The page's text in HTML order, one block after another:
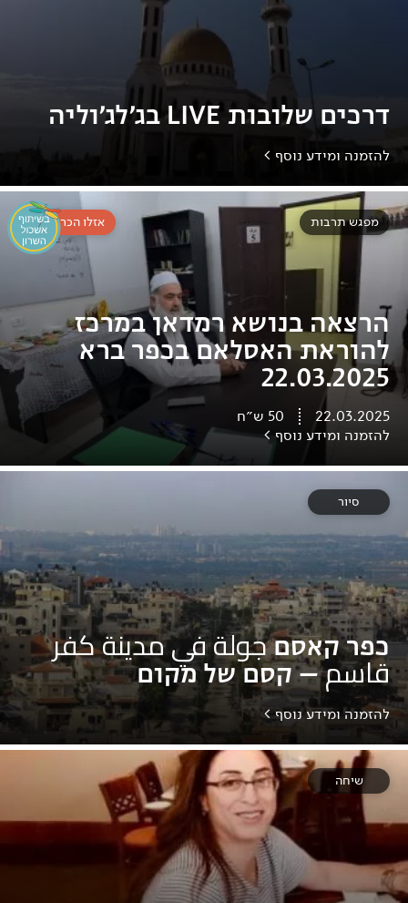
דרכים שלובות LIVE בג'לג'וליה
להזמנה ומידע נוסף >
מפגש תרבות אזלו הכרטיסים
הרצאה בנושא רמדאן במרכז
להוראת האסלאם בכפר ברא
22.03.2025
22.03.2025
50 ש״ח
להזמנה ומידע נוסף >
סיור
כפר קאסם‎ جولة في مدينة كفر
قاسم – קסם של מקום
להזמנה ומידע נוסף >
שיחה